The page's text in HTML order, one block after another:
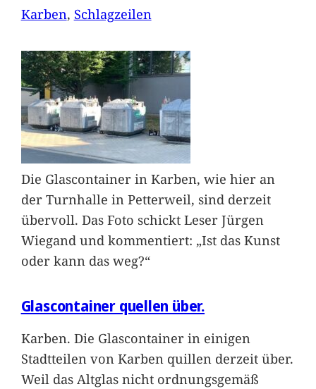
Karben, Schlagzeilen
Die Glascontainer in Karben, wie hier an
der Turnhalle in Petterweil, sind derzeit
übervoll. Das Foto schickt Leser Jürgen
Wiegand und kommentiert: „Ist das Kunst
oder kann das weg?“
Glascontainer quellen über.
Karben. Die Glascontainer in einigen
Stadtteilen von Karben quillen derzeit über.
Weil das Altglas nicht ordnungsgemäß